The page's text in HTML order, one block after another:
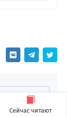
Сейчас читают
на автора